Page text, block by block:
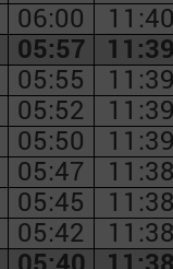
06:00
05:57
05:55
05:52
05:50
05:47
05:45
05:42